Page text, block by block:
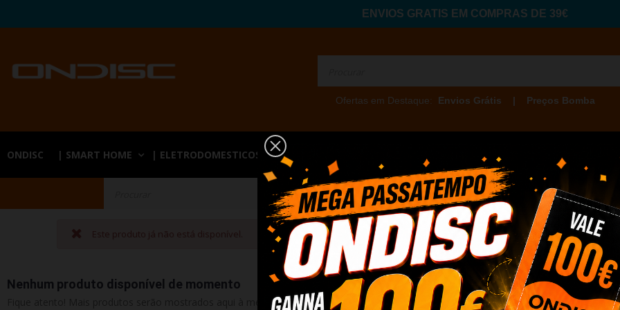
ENVIOS GRATIS EM COMPRAS DE 39€
Ofertas em Destaque: Envios Grátis | Preços Bomba
ONDISC | SMART HOME | ELETRODOMESTICOS | TECNOLOGIA | MOBILE | CONSUMIVEIS
Nenhum produto disponível de momento
Fique atento! Mais produtos serão mostrados aqui à medida que forem sendo adicionados.